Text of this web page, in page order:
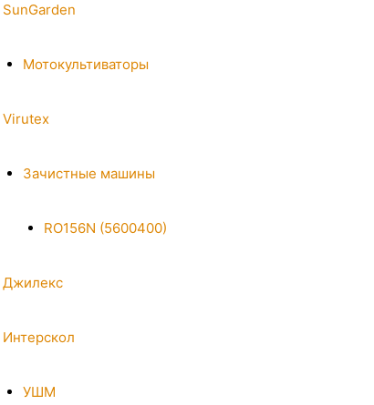
SunGarden
Мотокультиваторы
Virutex
Зачистные машины
RO156N (5600400)
Джилекс
Интерскол
УШМ